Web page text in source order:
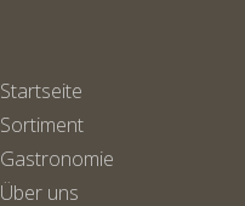
Startseite
Sortiment
Gastronomie
Über uns